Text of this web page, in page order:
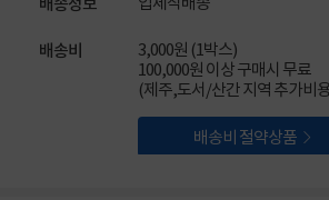
배송정보 업체직배송
배송비
3,000원 (1박스)
100,000원 이상 구매시 무료
(제주,도서/산간 지역 추가비
배송비 절약상품 